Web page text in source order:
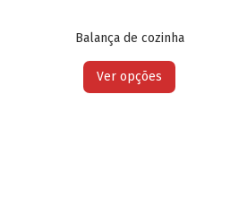
Balança de cozinha
Ver opções